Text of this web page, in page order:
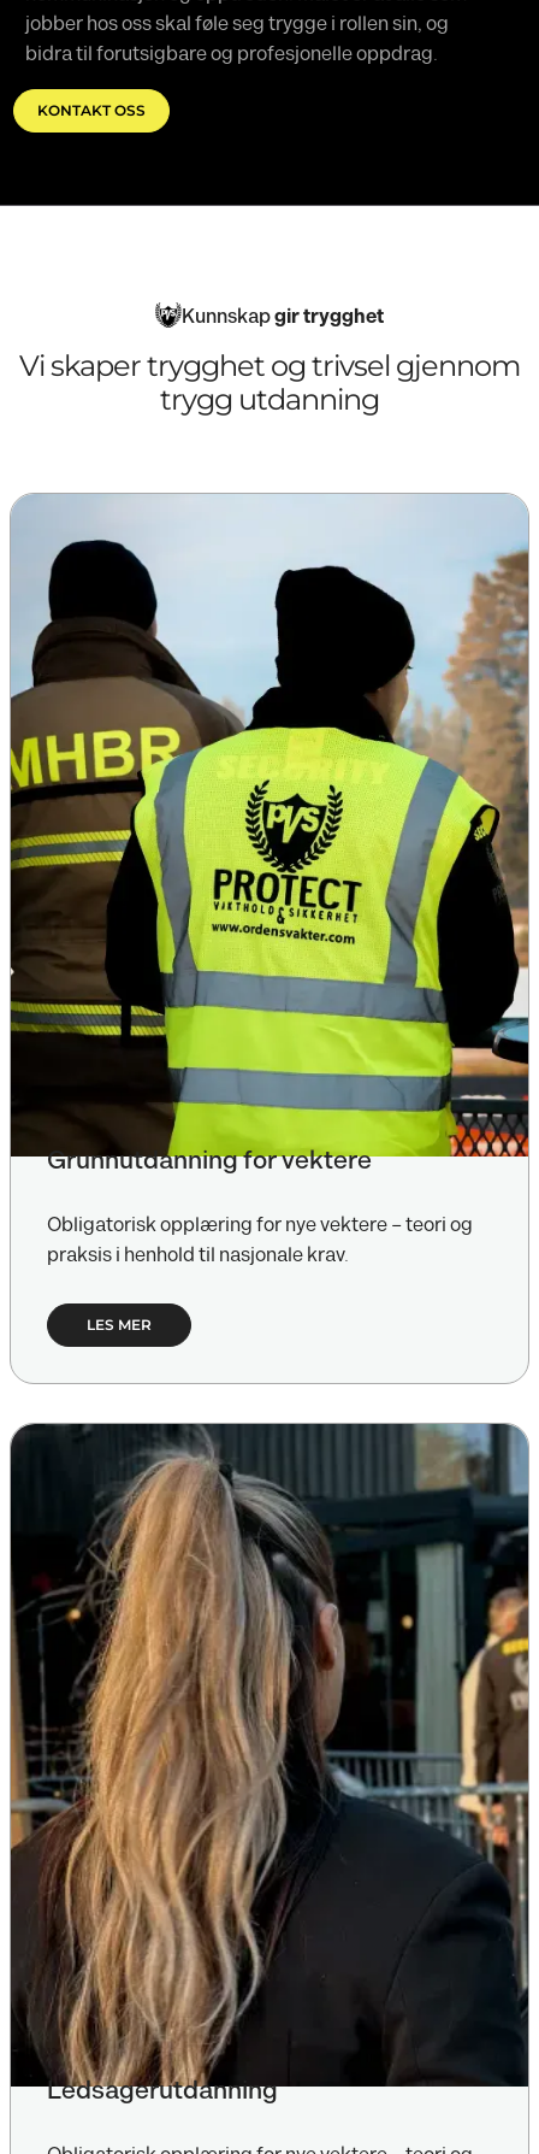
jobber hos oss skal føle seg trygge i rollen sin, og
bidra til forutsigbare og profesjonelle oppdrag.
KONTAKT OSS
Kunnskapgir trygghet
Vi skaper trygghet og trivsel gjennom
trygg utdanning
Grunnutdanning for vektere
Obligatorisk opplæring for nye vektere – teori og
praksis i henhold til nasjonale krav.
LES MER
Ledsagerutdanning